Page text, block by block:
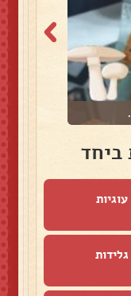
ביחד
עוגיות
גלידות